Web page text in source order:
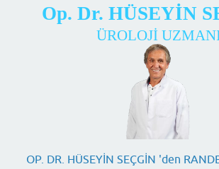
Op. Dr. HÜSEYİN
ÜROLOJİ
OP. DR. HÜSEYİN SEÇGİN 'den